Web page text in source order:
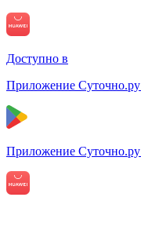
Доступно в
Приложение Суточно.ру
Приложение Суточно.ру